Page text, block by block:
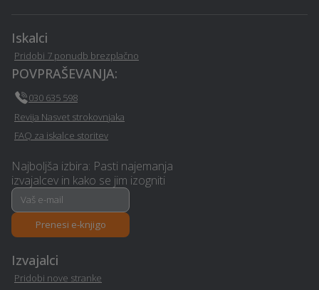
Urejanje okolice - Starse
Pravno svetovanje in
storitve - Starse
Starse
Polaganje laminata -
Starse
Polaganje vinila - Starse
Iskalci
Pridobi 7 ponudb brezplačno
POVPRAŠEVANJA:
030 635 598
Revija Nasvet strokovnjaka
FAQ za iskalce storitev
Najboljša izbira: Pasti najemanja
izvajalcev in kako se jim izogniti
Prenesi e-knjigo
Izvajalci
Pridobi nove stranke